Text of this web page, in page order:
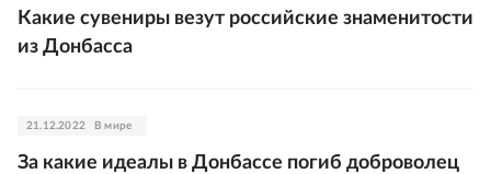
Какие сувениры везут российские знаменитости
из Донбасса
21.12.2022 В мире
За какие идеалы в Донбассе погиб доброволец